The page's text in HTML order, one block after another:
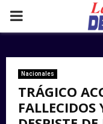
PRIMARY
Nacionales
TRÁGICO
FALLECIDOS